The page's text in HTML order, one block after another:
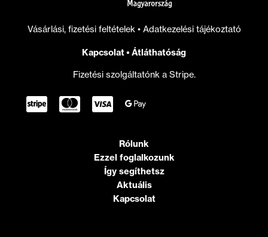
Vásárlási, fizetési feltételek • Adatkezelési tájékoztató
Kapcsolat• Átláthatóság
Fizetési szolgáltatónk a Stripe.
Rólunk
Ezzel foglalkozunk
Így segíthetsz
Aktuális
Kapcsolat